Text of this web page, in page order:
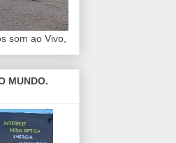
som ao Vivo,
MUNDO.